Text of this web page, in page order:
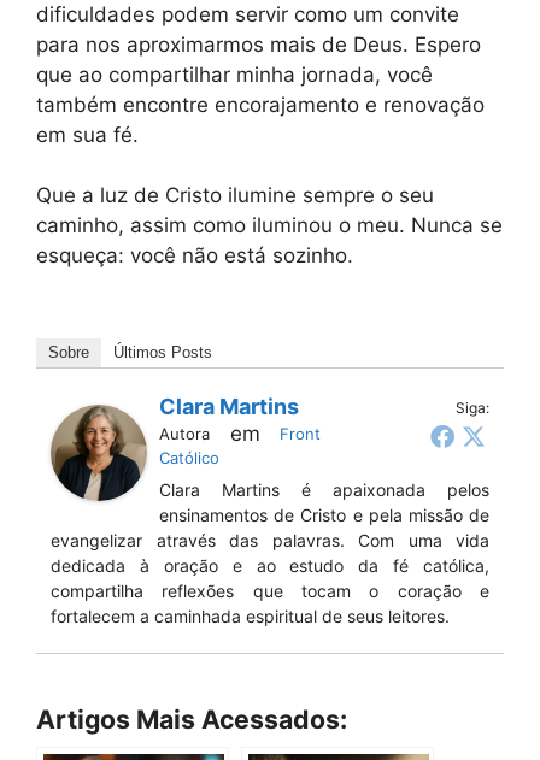
dificuldades podem servir como um convite
para nos aproximarmos mais de Deus. Espero
que ao compartilhar minha jornada, você
também encontre encorajamento e renovação
em sua fé.
Que a luz de Cristo ilumine sempre o seu
caminho, assim como iluminou o meu. Nunca se
esqueça: você não está sozinho.
Sobre Últimos Posts
Siga:
Clara Martins
Autora em
Front
Católico
Clara Martins é apaixonada pelos
ensinamentos de Cristo e pela missão de
evangelizar através das palavras. Com uma vida
dedicada à oração e ao estudo da fé católica,
compartilha reflexões que tocam o coração e
fortalecem a caminhada espiritual de seus leitores.
Artigos Mais Acessados: